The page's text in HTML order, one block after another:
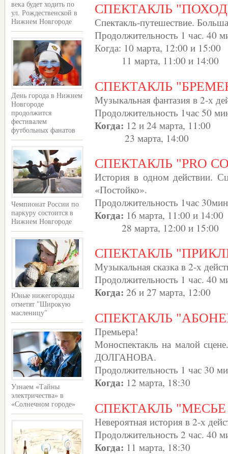
века будет ходить по
ул. Рождественской в
Нижнем Новгороде
День города в Нижнем
Новгороде
продолжится
фестивалем
футбольных фанатов
Чемпионат России по
паркуру состоится в
Нижнем Новгороде
Юные нижегородцы
отметят "Широкую
масленицу"
Узнаем «Тайны
электричества» в
«Солнечном городе»
СПЕКТАКЛЬ
Спектакль-путешествие.
Продолжительность 1 час. 40
Когда: 10 марта, 12:00 и 15:00
11 марта, 11:00 и 14:00
СПЕКТАКЛЬ
Музыкальная фантазия в 2-х
Продолжительность 1час 50
Когда: 12 и 24 марта, 11:00
23 марта, 14:00
СПЕКТАКЛЬ "PRO
История в одном действии.
«Постойко».
Продолжительность 1час
Когда: 16 марта, 11:00 и 14:00
28 марта, 12:00 и 15:00
СПЕКТАКЛЬ
Музыкальная сказка в 2-х
Продолжительность 1 час. 40
Когда: 26 и 27 марта, 12:00
СПЕКТАКЛЬ
Премьера!
Моноспектакль на малой
ДОЛГАНОВА.
Продолжительность 1 час 30
Когда: 12 марта, 18:30
СПЕКТАКЛЬ
Невероятная история в 2-х
Продолжительность 2 час. 40
Когда: 11 марта, 18:30